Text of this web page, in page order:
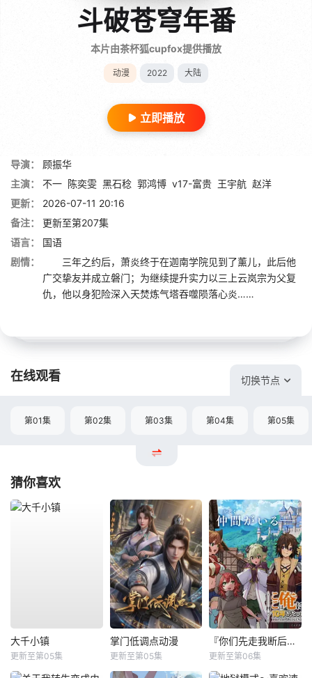
斗破苍穹年番
本片由茶杯狐cupfox提供播放
动漫 2022 大陆
立即播放
导演：
顾振华
主演：
不一 陈奕雯 黑石稔 郭鸿博 v17-富贵 王宇航 赵洋
更新：
2026-07-11 20:16
备注：
更新至第207集
语言：
国语
剧情：
三年之约后，萧炎终于在迦南学院见到了薰儿，此后他
广交挚友并成立磐门；为继续提升实力以三上云岚宗为父复
仇，他以身犯险深入天焚炼气塔吞噬陨落心炎……
在线观看 切换节点
第01集 第02集 第03集 第04集 第05集
猜你喜欢
大千小镇
更新至第05集
掌门低调点动漫
更新至第05集
『你们先走我断后』，于是10年后我成为了传说
更新至第06集